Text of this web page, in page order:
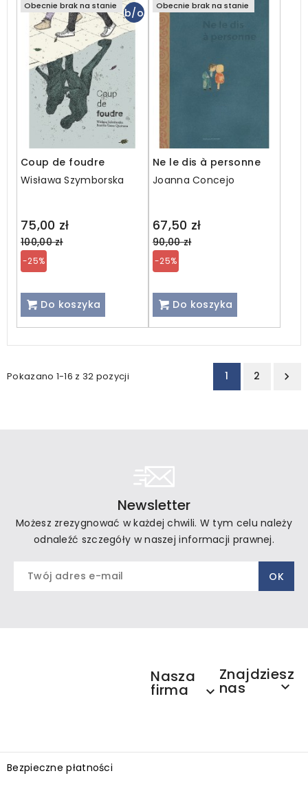
b/o
Obecnie brak na stanie
Coup de foudre
Wisława Szymborska
75,00 zł
Regular
price
100,00 zł
-25%
Do koszyka
Obecnie brak na stanie
Ne le dis à personne
Joanna Concejo
67,50 zł
Regular
price
90,00 zł
-25%
Do koszyka
Pokazano 1-16 z 32 pozycji 1 2 
Newsletter
Możesz zrezygnować w każdej chwili. W tym celu należy
odnaleźć szczegóły w naszej informacji prawnej.
Nasza
firma 
Znajdziesz
nas 
Bezpieczne płatności